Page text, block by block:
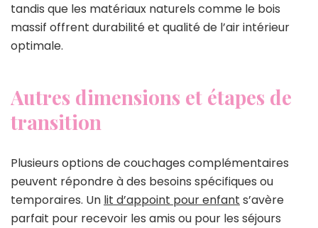
tandis que les matériaux naturels comme le bois
massif offrent durabilité et qualité de l’air intérieur
optimale.
Autres dimensions et étapes de
transition
Plusieurs options de couchages complémentaires
peuvent répondre à des besoins spécifiques ou
temporaires. Un lit d’appoint pour enfant s’avère
parfait pour recevoir les amis ou pour les séjours